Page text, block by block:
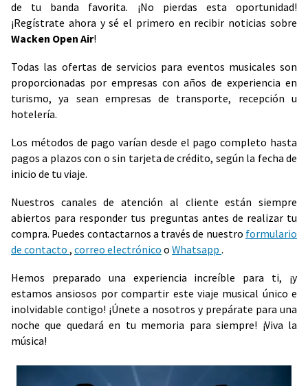
de tu banda favorita. ¡No pierdas esta oportunidad!
¡Regístrate ahora y sé el primero en recibir noticias sobre
Wacken Open Air!
Todas las ofertas de servicios para eventos musicales son
proporcionadas por empresas con años de experiencia en
turismo, ya sean empresas de transporte, recepción u
hotelería.
Los métodos de pago varían desde el pago completo hasta
pagos a plazos con o sin tarjeta de crédito, según la fecha de
inicio de tu viaje.
Nuestros canales de atención al cliente están siempre
abiertos para responder tus preguntas antes de realizar tu
compra. Puedes contactarnos a través de nuestro formulario
de contacto , correo electrónico o Whatsapp .
Hemos preparado una experiencia increíble para ti, ¡y
estamos ansiosos por compartir este viaje musical único e
inolvidable contigo! ¡Únete a nosotros y prepárate para una
noche que quedará en tu memoria para siempre! ¡Viva la
música!